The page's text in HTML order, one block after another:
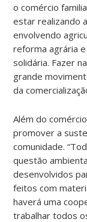
o comércio
estar realizando
envolvendo
reforma agrária
solidária. Fazer
grande
da
Além do
promover a
comunidade.
questão
desenvolvidos
feitos com
haverá uma
trabalhar todos